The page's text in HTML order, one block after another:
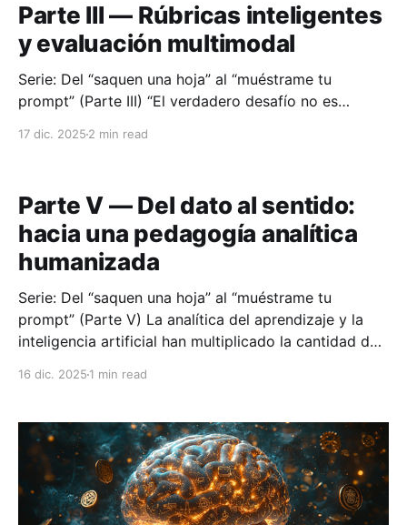
Parte III — Rúbricas inteligentes
y evaluación multimodal
Serie: Del “saquen una hoja” al “muéstrame tu
prompt” (Parte III) “El verdadero desafío no es
aprendizaje y el juicio humano en
17 dic. 2025 2 min read
Parte V — Del dato al sentido:
hacia una pedagogía analítica
humanizada
Serie: Del “saquen una hoja” al “muéstrame tu
prompt” (Parte V) La analítica del aprendizaje y la
inteligencia artificial han multiplicado la cantidad de
contemporáneo no es técnico, sino pedagógico:
16 dic. 2025 1 min read